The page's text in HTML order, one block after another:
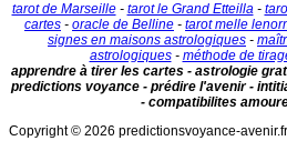
tarot de Marseille- tarot le Grand Etteilla-
cartes - oracle de Belline - tarot melle
signes en maisons astrologiques -
astrologiques- méthode de
apprendre à tirer les cartes - astrologie
predictions voyance - prédire l'avenir -
- compatibilites
Copyright © 2026 predictionsvoyance-avenir.fr